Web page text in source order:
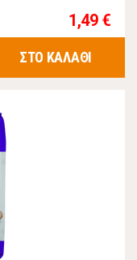
1,49 €
ΣΤΟ ΚΑΛΑΘΙ